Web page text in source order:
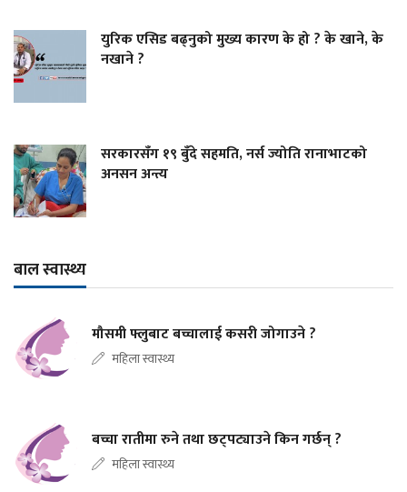
युरिक एसिड बढ्नुको मुख्य कारण के हो ? के खाने, के
नखाने ?
सरकारसँग १९ बुँदे सहमति, नर्स ज्योति रानाभाटको
अनसन अन्त्य
बाल स्वास्थ्य
मौसमी फ्लुबाट बच्चालाई कसरी जोगाउने ?
महिला स्वास्थ्य
बच्चा रातीमा रुने तथा छट्पट्याउने किन गर्छन् ?
महिला स्वास्थ्य